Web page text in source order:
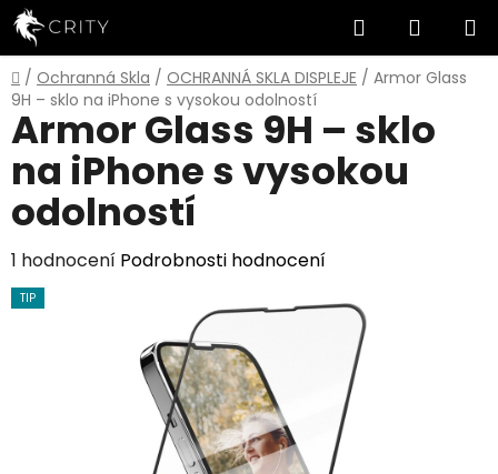
Přejít
na
obsah
Hledat
KOŠÍK
Domů
/ Ochranná Skla / OCHRANNÁ SKLA DISPLEJE / Armor Glass
9H – sklo na iPhone s vysokou odolností
Armor Glass 9H – sklo
na iPhone s vysokou
odolností
Průměrné
hodnocení
1 hodnocení Podrobnosti hodnocení
TIP